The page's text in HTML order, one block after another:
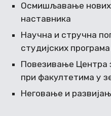
Осмишљавање нових
наставника
Научна и стручна
студијских
Повезивање Центра
при факултетима у
Неговање и